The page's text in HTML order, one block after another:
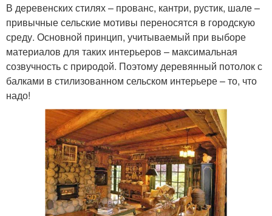
В деревенских стилях – прованс, кантри, рустик, шале –
привычные сельские мотивы переносятся в городскую
среду. Основной принцип, учитываемый при выборе
материалов для таких интерьеров – максимальная
созвучность с природой. Поэтому деревянный потолок с
балками в стилизованном сельском интерьере – то, что
надо!